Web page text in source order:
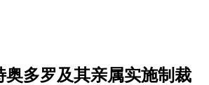
多罗及其亲属实施制裁